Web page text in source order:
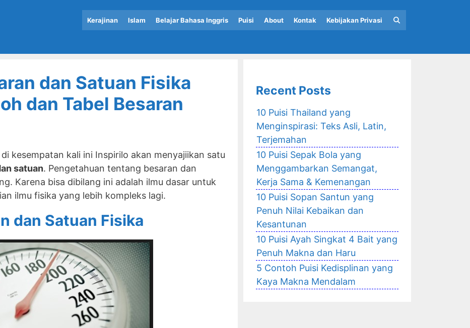
Kerajinan Islam Belajar Bahasa Inggris Puisi About Kontak Kebijakan Privasi
dan Satuan Fisika
dan Tabel Besaran
kesempatan kali ini Inspirilo akan menyajiikan satu
satuan. Pengetahuan tentang besaran dan
Karena bisa dibilang ini adalah ilmu dasar untuk
ilmu fisika yang lebih kompleks lagi.
dan Satuan Fisika
Recent Posts
10 Puisi Thailand yang
Menginspirasi: Teks Asli, Latin,
Terjemahan
10 Puisi Sepak Bola yang
Menggambarkan Semangat,
Kerja Sama & Kemenangan
10 Puisi Sopan Santun yang
Penuh Nilai Kebaikan dan
Kesantunan
10 Puisi Ayah Singkat 4 Bait yang
Penuh Makna dan Haru
5 Contoh Puisi Kedisplinan yang
Kaya Makna Mendalam